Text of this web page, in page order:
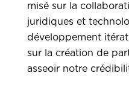
misé sur la
juridiques et
développement
sur la création de
asseoir notre